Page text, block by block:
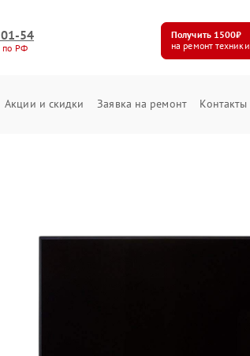
54
по РФ
Получить 1500₽
на ремонт техники
Акции и скидки Заявка на ремонт Контакты